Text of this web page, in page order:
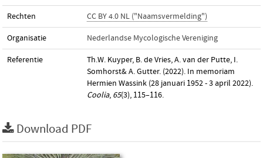
Rechten CC BY 4.0 NL ("Naamsvermelding")
Organisatie Nederlandse Mycologische Vereniging
Referentie
Th.W. Kuyper, B. de Vries, A. van der Putte, I.
Somhorst& A. Gutter. (2022). In memoriam
Hermien Wassink (28 januari 1952 - 3 april 2022).
Coolia, 65(3), 115–116.
Download PDF